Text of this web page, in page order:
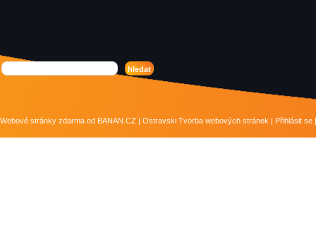
Webové stránky zdarma od BANAN.CZ | Ostravski Tvorba webových stránek | Přihlásit se